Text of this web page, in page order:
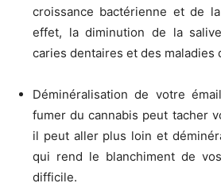
croissance bactérienne et de
effet, la diminution de la
caries dentaires et des maladies
Déminéralisation de votre
fumer du cannabis peut tacher
il peut aller plus loin et
qui rend le blanchiment de
difficile.